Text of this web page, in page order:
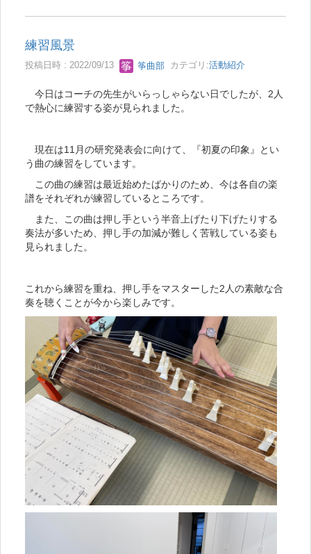
練習風景
投稿日時 : 2022/09/13 筝曲部 カテゴリ:活動紹介
今日はコーチの先生がいらっしゃらない日でしたが、2人
で熱心に練習する姿が見られました。
現在は11月の研究発表会に向けて、『初夏の印象』とい
う曲の練習をしています。
この曲の練習は最近始めたばかりのため、今は各自の楽
譜をそれぞれが練習しているところです。
また、この曲は押し手という半音上げたり下げたりする
奏法が多いため、押し手の加減が難しく苦戦している姿も
見られました。
これから練習を重ね、押し手をマスターした2人の素敵な合
奏を聴くことが今から楽しみです。